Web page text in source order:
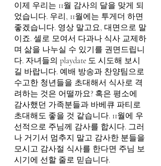
이제 우리는 11월 감사의 달을 맞게 되
었습니다. 우리, 11월에는 투게더 하면
좋겠습니다. 영상 말고요, 대면으로 말
이죠. 셀로 모여서 다과나 식사 교제하
며 삶을 나누실 수 있기를 권면드립니
다. 자녀들의 playdate 도 시도해 보시
길 바랍니다. 예배 방송과 찬양팀으로
수고한 청년들을 초대해서 식사로 격
려하는 것은 어떨까요? 혹은 평소에
감사했던 가족분들과 바베큐 파티로
초대해도 좋을 것 같습니다. 11월에 우
선적으로 주님께 감사를 합시다. 그러
나 거기서 멈추지 말고 감사한 분들을
모시고 감사절 식사를 한다면 주님 보
시기에 선할 줄로 믿습니다.